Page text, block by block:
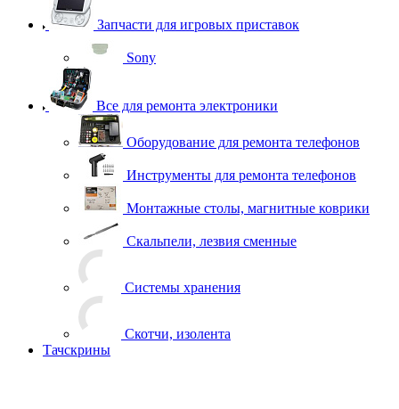
Запчасти для игровых приставок
Sony
Все для ремонта электроники
Оборудование для ремонта телефонов
Инструменты для ремонта телефонов
Монтажные столы, магнитные коврики
Скальпели, лезвия сменные
Тачскрины